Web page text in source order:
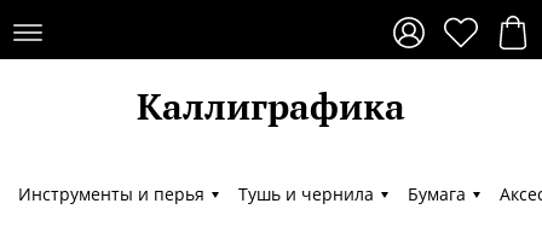
Каллиграфика
Каллиграфика
Инструменты и перья Тушь и чернила Бумага